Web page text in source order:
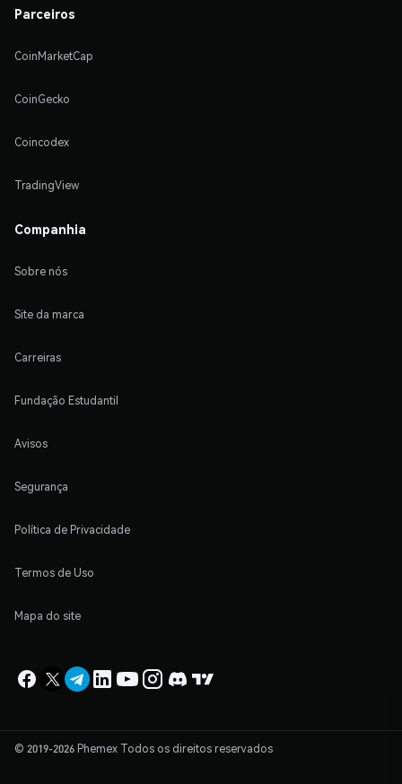
Parceiros
CoinMarketCap
CoinGecko
Coincodex
TradingView
Companhia
Sobre nós
Site da marca
Carreiras
Fundação Estudantil
Avisos
Segurança
Política de Privacidade
Termos de Uso
Mapa do site
© 2019-2026 Phemex Todos os direitos reservados